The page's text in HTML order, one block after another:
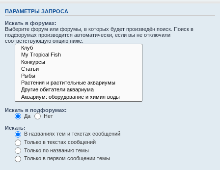
ПАРАМЕТРЫ ЗАПРОСА
Искать в форумах:
Выберите форум или форумы, в которых будет произведён поиск. Поиск в
подфорумах производится автоматически, если вы не отключили
соответствующую опцию ниже.
Искать в подфорумах:
Да
Нет
Искать:
В названиях тем и текстах сообщений
Только в текстах сообщений
Только по названию темы
Только в первом сообщении темы